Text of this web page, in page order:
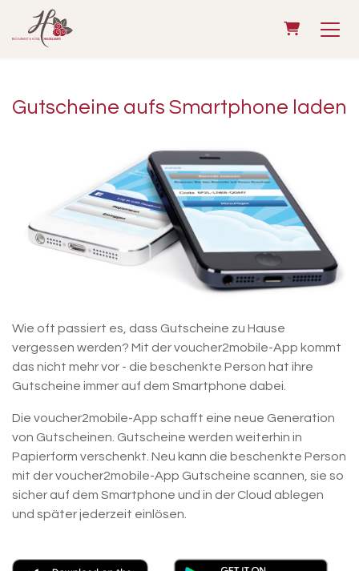
Warenkorb
Gutscheine aufs Smartphone laden
Wie oft passiert es, dass Gutscheine zu Hause
vergessen werden? Mit der voucher2mobile-App kommt
das nicht mehr vor - die beschenkte Person hat ihre
Gutscheine immer auf dem Smartphone dabei.
Die voucher2mobile-App schafft eine neue Generation
von Gutscheinen. Gutscheine werden weiterhin in
Papierform verschenkt. Neu kann die beschenkte Person
mit der voucher2mobile-App Gutscheine scannen, sie so
sicher auf dem Smartphone und in der Cloud ablegen
und später jederzeit einlösen.